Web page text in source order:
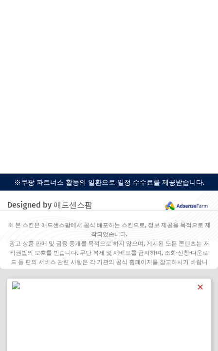
※쿠팡 파트너스 활동의 일환으로 일정 수수료를 제공받습니다.
Designed by 애드센스팜
※ 본 스킨은 애드센스팜에서 공식 배포하는 스킨으로, 정보 제공을 목적으로 제
작되었습니다.
광고 상품 판매 및 금융 중개를 목적으로 하지 않으며, 게시된 모든 콘텐츠는 저
작권법의 보호를 받습니다. 무단 복제 및 재배포를 금지하며, 조회·신청·다운로
드 등 편의 서비스 관련 사항은 각 기관의 공식 홈페이지를 참고하시기 바랍니
✕